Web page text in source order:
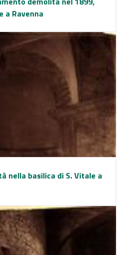
a Ravenna
nella basilica di S. Vitale a